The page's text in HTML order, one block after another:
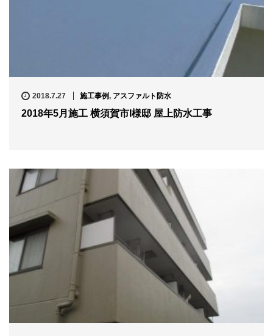
2018.7.27 施工事例, アスファルト防水
2018年5月施工 横須賀市I様邸 屋上防水工事